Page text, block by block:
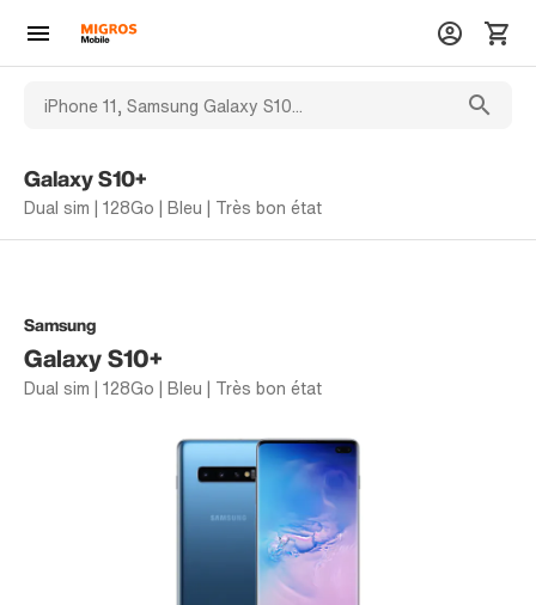
Galaxy S10+
Dual sim | 128Go | Bleu | Très bon état
Samsung
Galaxy S10+
Dual sim | 128Go | Bleu | Très bon état